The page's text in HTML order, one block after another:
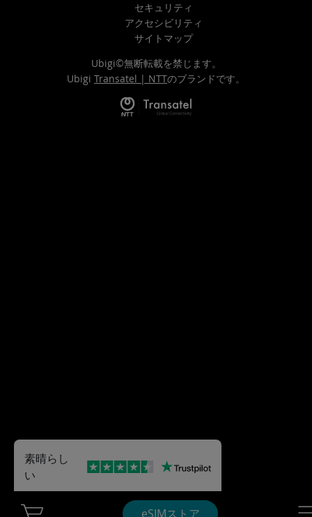
eSIMストア
セキュリティ
アクセシビリティ
サイトマップ
Ubigi©無断転載を禁じます。
Ubigi Transatel | NTTのブランドです。
素晴らし
い